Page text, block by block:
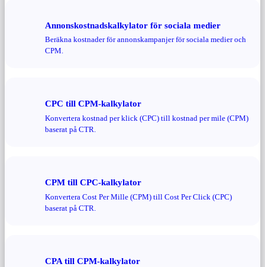
Annonskostnadskalkylator för sociala medier
Beräkna kostnader för annonskampanjer för sociala medier och
CPM.
CPC till CPM-kalkylator
Konvertera kostnad per klick (CPC) till kostnad per mile (CPM)
baserat på CTR.
CPM till CPC-kalkylator
Konvertera Cost Per Mille (CPM) till Cost Per Click (CPC)
baserat på CTR.
CPA till CPM-kalkylator